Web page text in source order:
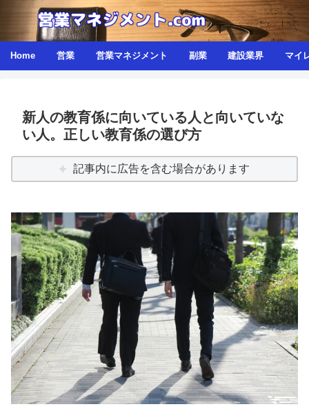
Home 営業 営業マネジメント 副業 建設業界 マイ
新人の教育係に向いている人と向いていな
い人。正しい教育係の選び方
記事内に広告を含む場合があります